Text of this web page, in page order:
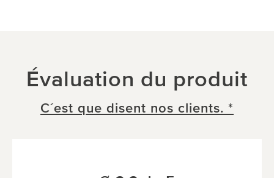
Évaluation du produit
C´est que disent nos clients. *